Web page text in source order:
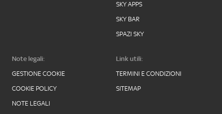
SKY APPS
SKY BAR
SPAZI SKY
Note legali:
GESTIONE COOKIE
COOKIE POLICY
NOTE LEGALI
Link utili:
TERMINI E CONDIZIONI
SITEMAP